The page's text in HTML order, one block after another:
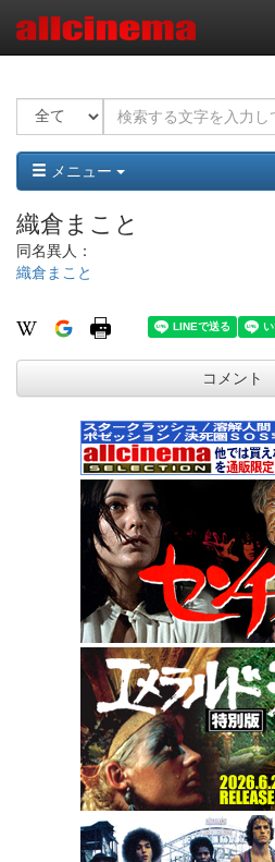
メニュー
織倉まこと
同名異人：
織倉まこと
コメント